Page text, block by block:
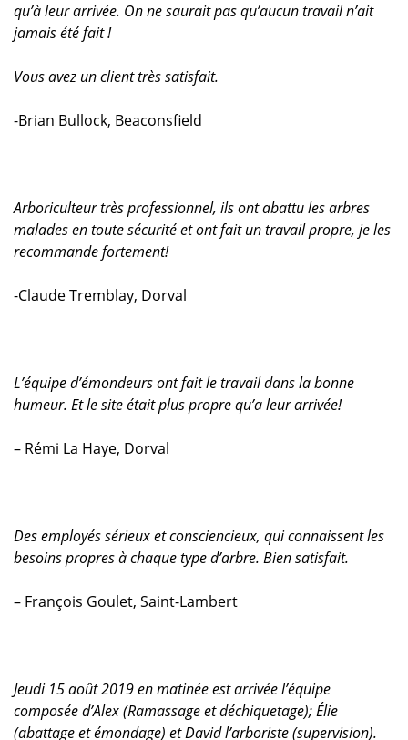
qu’à leur arrivée. On ne saurait pas qu’aucun travail n’ait
jamais été fait !
Vous avez un client très satisfait.
-Brian Bullock, Beaconsfield
Arboriculteur très professionnel, ils ont abattu les arbres
malades en toute sécurité et ont fait un travail propre, je les
recommande fortement!
-Claude Tremblay, Dorval
L’équipe d’émondeurs ont fait le travail dans la bonne
humeur. Et le site était plus propre qu’a leur arrivée!
– Rémi La Haye, Dorval
Des employés sérieux et consciencieux, qui connaissent les
besoins propres à chaque type d’arbre. Bien satisfait.
– François Goulet, Saint-Lambert
Jeudi 15 août 2019 en matinée est arrivée l’équipe
composée d’Alex (Ramassage et déchiquetage); Élie
(abattage et émondage) et David l’arboriste (supervision).